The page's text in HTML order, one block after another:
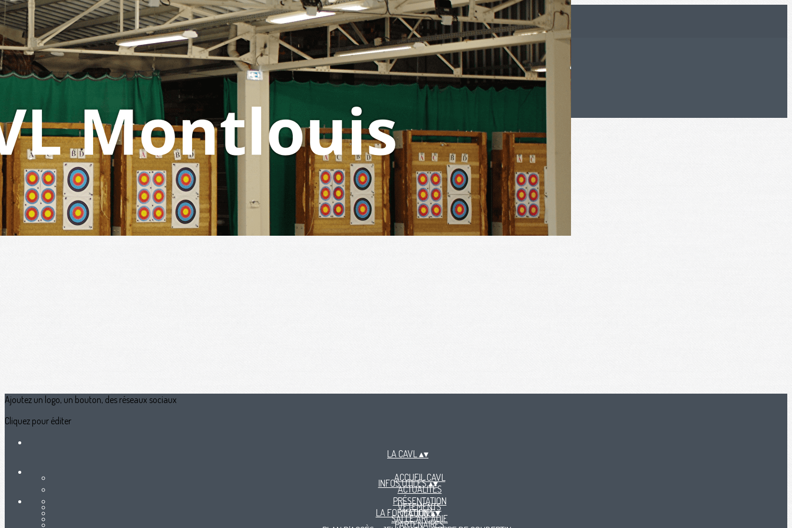
Menu
<
>
Compétitions
Un Été pour tous - 2009 - 2019
Animations Compagnie - Tir du Roy
?>
Images de la page d'accueil
Cliquez pour éditer
Ajoutez un logo, un bouton, des réseaux sociaux
Cliquez pour éditer
LA CAVL▴▾
ACCUEIL CAVL
ACTUALITÉS
PRÉSENTATION
L'ÉQUIPE
PARTENAIRES
INFOS UTILES▴▾
VÊTEMENTS
SALLE ARCADIE
LA FORMATION▴▾